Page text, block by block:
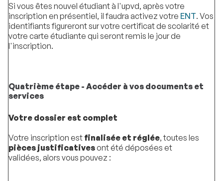
Si vous êtes nouvel étudiant à l'upvd, après votre
inscription en présentiel, il faudra activez votre ENT. Vos
identifiants figureront sur votre certificat de scolarité et
votre carte étudiante qui seront remis le jour de
l'inscription.
Quatrième étape - Accéder à vos documents et
services
Votre dossier est complet
Votre inscription est finalisée et réglée, toutes les
pièces justificativesont été déposées et
validées, alors vous pouvez :